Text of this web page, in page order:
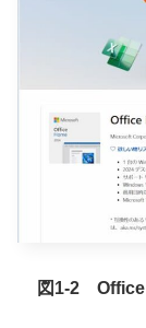
図1-2 Office